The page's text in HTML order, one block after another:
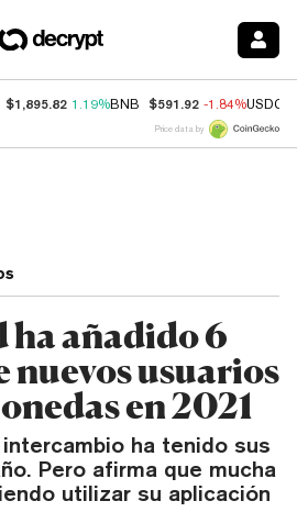
$1,895.82 1.19%BNB $591.92 -1.84%USDC
Price data by
ha añadido 6
nuevos usuarios
en 2021
ha tenido sus
Pero afirma que mucha
utilizar su aplicación